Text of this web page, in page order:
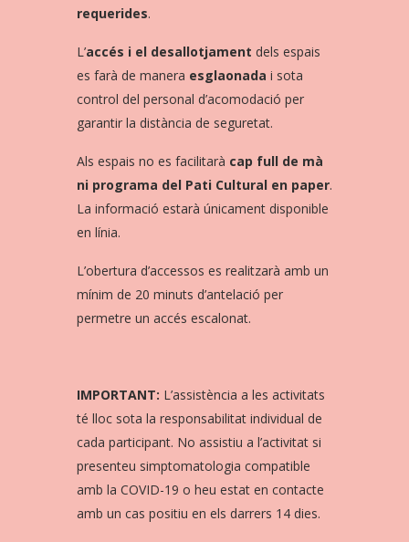
requerides.
L’accés i el desallotjament dels espais
es farà de manera esglaonada i sota
control del personal d’acomodació per
garantir la distància de seguretat.
Als espais no es facilitarà cap full de mà
ni programa del Pati Cultural en paper.
La informació estarà únicament disponible
en línia.
L’obertura d’accessos es realitzarà amb un
mínim de 20 minuts d’antelació per
permetre un accés escalonat.
IMPORTANT: L’assistència a les activitats
té lloc sota la responsabilitat individual de
cada participant. No assistiu a l’activitat si
presenteu simptomatologia compatible
amb la COVID-19 o heu estat en contacte
amb un cas positiu en els darrers 14 dies.